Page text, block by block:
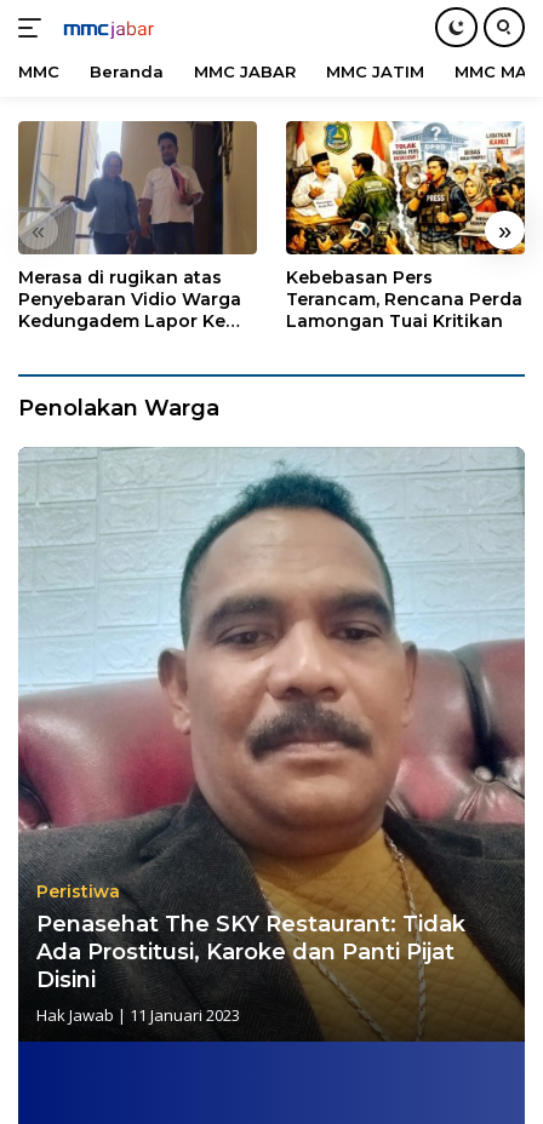
konten
MMC Beranda MMC JABAR MMC JATIM MMC
« »
Merasa di rugikan atas
Penyebaran Vidio Warga
Kedungadem Lapor Ke
Kebebasan Pers
Terancam, Rencana Perda
Lamongan Tuai Kritikan
Penolakan Warga
Peristiwa
Penasehat The SKY Restaurant: Tidak
Ada Prostitusi, Karoke dan Panti Pijat
Disini
Hak Jawab | 11 Januari 2023